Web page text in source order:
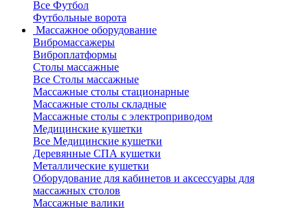
Все Футбол
Футбольные ворота
Массажное оборудование
Вибромассажеры
Виброплатформы
Столы массажные
Все Столы массажные
Массажные столы стационарные
Массажные столы складные
Массажные столы с электроприводом
Медицинские кушетки
Все Медицинские кушетки
Деревянные СПА кушетки
Металлические кушетки
Оборудование для кабинетов и аксессуары для
массажных столов
Массажные валики